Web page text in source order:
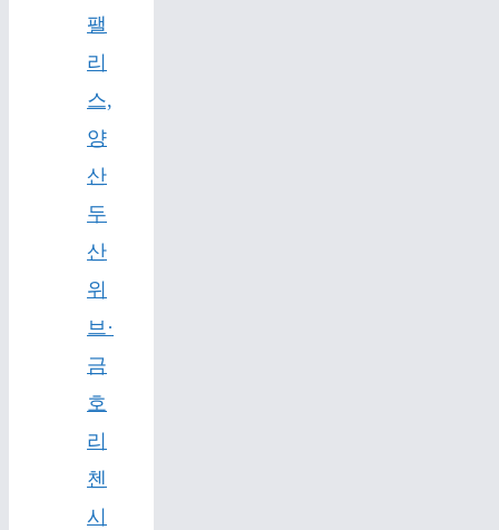
팰
리
스,
양
산
두
산
위
브·
금
호
리
첸
시